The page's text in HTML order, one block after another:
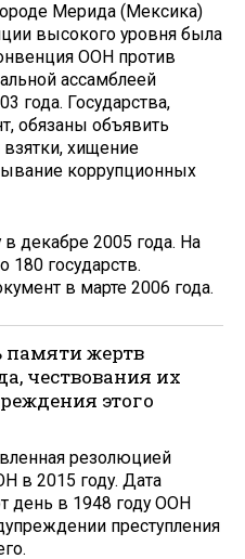
Мерида (Мексика)
высокого уровня была
ООН против
ассамблеей
года. Государства,
обязаны объявить
хищение
коррупционных
в декабре 2005 года. На
180 государств.
в марте 2006 года.
жертв
чествования их
этого
резолюцией
в 2015 году. Дата
день в 1948 году ООН
преступления